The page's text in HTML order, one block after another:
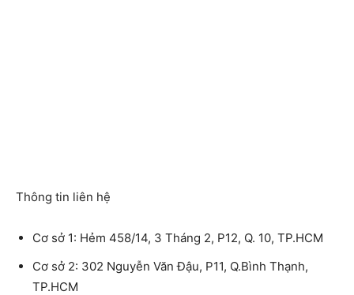
Thông tin liên hệ
Cơ sở 1: Hẻm 458/14, 3 Tháng 2, P12, Q. 10, TP.HCM
Cơ sở 2: 302 Nguyễn Văn Đậu, P11, Q.Bình Thạnh,
TP.HCM